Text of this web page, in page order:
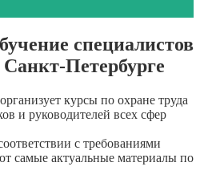
специалистов
Санкт-Петербурге
организует курсы по охране труда
и руководителей всех сфер
с требованиями
самые актуальные материалы по